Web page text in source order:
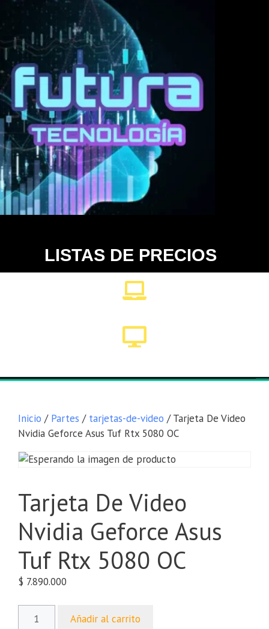
LISTAS DE PRECIOS
Inicio / Partes / tarjetas-de-video / Tarjeta De Video
Nvidia Geforce Asus Tuf Rtx 5080 OC
Tarjeta De Video
Nvidia Geforce Asus
Tuf Rtx 5080 OC
$ 7.890.000
Añadir al carrito